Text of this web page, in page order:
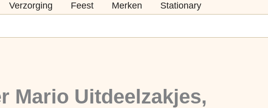
Verzorging Feest Merken
Stationary
Mario Uitdeelzakjes,